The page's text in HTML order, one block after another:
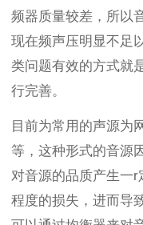
频器质量较差，所以
现在频声压明显不足
类问题有效的方式就
行完善。
目前为常用的声源为
等，这种形式的音源
对音源的品质产生一r
程度的损失，进而导